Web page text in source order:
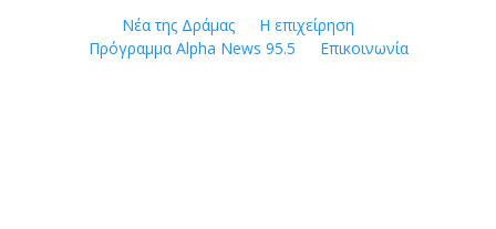
Νέα της Δράμας
Η επιχείρηση
Πρόγραμμα Alpha News 95.5
Επικοινωνία